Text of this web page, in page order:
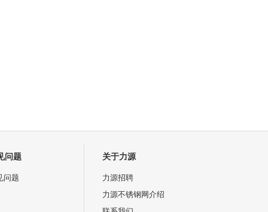
问题
问题
关于力源
力源招聘
力源不锈钢网介绍